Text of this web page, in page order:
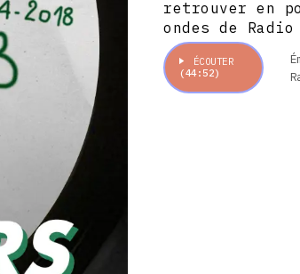
retrouver en
ondes de Radio
ÉCOUTER
(44:52)